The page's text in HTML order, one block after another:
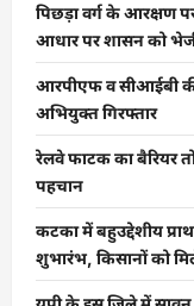
रिकॉर्ड
स्तर,
Nifty
Bank
ने
तोड़ा
अपना
रिकॉर्ड।
पिछड़ा वर्ग के आरक्षण
आधार पर शासन को
आरपीएफ व सीआईबी
अभियुक्त गिरफ्तार
रेलवे फाटक का बैरियर
पहचान
कटका में बहुउद्देशीय
शुभारंभ, किसानों को